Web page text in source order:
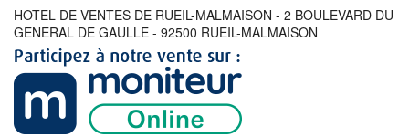
HOTEL DE VENTES DE RUEIL-MALMAISON - 2 BOULEVARD DU
GENERAL DE GAULLE - 92500 RUEIL-MALMAISON